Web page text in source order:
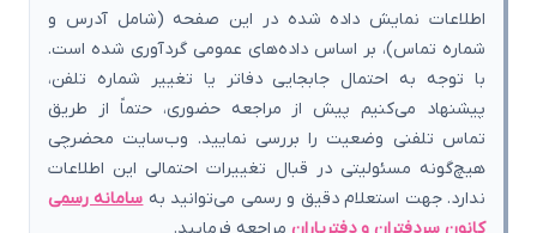
اطلاعات نمایش داده شده در این صفحه (شامل آدرس و
شماره تماس)، بر اساس داده‌های عمومی گردآوری شده است.
با توجه به احتمال جابجایی دفاتر یا تغییر شماره تلفن،
پیشنهاد می‌کنیم پیش از مراجعه حضوری، حتماً از طریق
تماس تلفنی وضعیت را بررسی نمایید. وب‌سایت محضرچی
هیچ‌گونه مسئولیتی در قبال تغییرات احتمالی این اطلاعات
ندارد. جهت استعلام دقیق و رسمی می‌توانید بهسامانه رسمی